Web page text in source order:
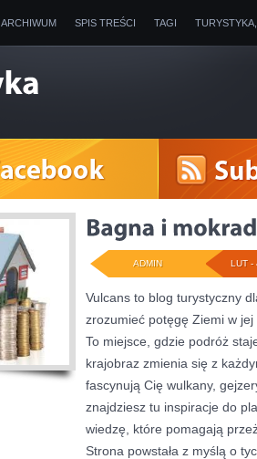
ARCHIWUM SPIS TREŚCI TAGI
LUT -
ADMIN
Vulcans to blog turystyczny
zrozumieć potęgę Ziemi w jej
To miejsce, gdzie podróż
krajobraz zmienia się z
fascynują Cię wulkany,
znajdziesz tu inspiracje do
wiedzę, które pomagają
Strona powstała z myślą o